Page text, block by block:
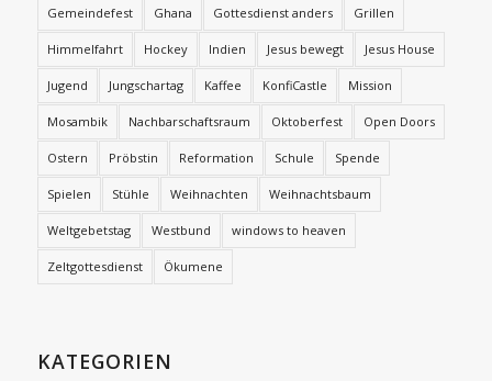
Gemeindefest Ghana Gottesdienst anders Grillen
Himmelfahrt Hockey Indien Jesus bewegt Jesus House
Jugend Jungschartag Kaffee KonfiCastle Mission
Mosambik Nachbarschaftsraum Oktoberfest Open Doors
Ostern Pröbstin Reformation Schule Spende
Spielen Stühle Weihnachten Weihnachtsbaum
Weltgebetstag Westbund windows to heaven
Zeltgottesdienst Ökumene
KATEGORIEN